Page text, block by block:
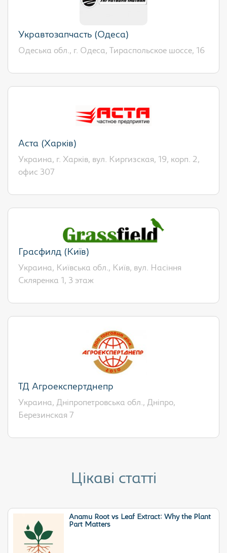
Укравтозапчасть (Одеса)
Одеська обл., г. Одеса, Тираспольское шоссе, 16
Аста (Харків)
Украина, г. Харків, вул. Киргизская, 19, корп. 2,
офис 307
Грасфилд (Київ)
Украина, Київська обл., Київ, вул. Насіння
Скляренка 1, 3 этаж
ТД Агроекспертднепр
Украина, Дніпропетровська обл., Дніпро,
Березинская 7
Цікаві статті
Anamu Root vs Leaf Extract: Why the Plant
Part Matters